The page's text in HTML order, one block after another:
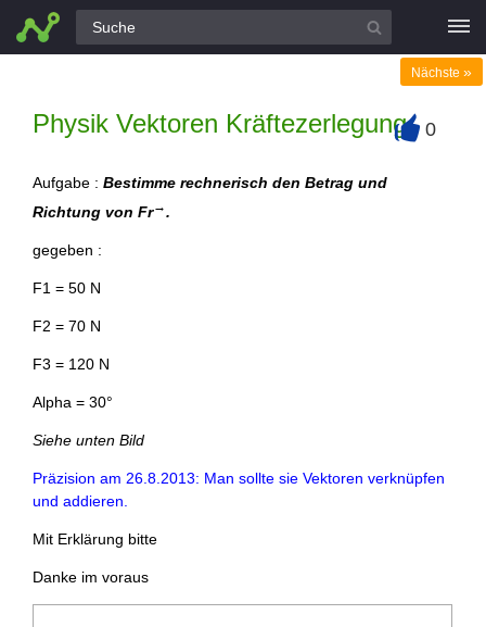
Alle Fragen
Physik Vektoren Kräftezerlegung
Nächste »
0
Aufgabe : Bestimme rechnerisch den Betrag und
Richtung von Fr→.
gegeben :
F1 = 50 N
F2 = 70 N
F3 = 120 N
Alpha = 30°
Siehe unten Bild
Präzision am 26.8.2013: Man sollte sie Vektoren verknüpfen
und addieren.
Mit Erklärung bitte
Danke im voraus